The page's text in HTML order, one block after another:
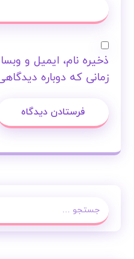
ذخیره نام، ایمیل و
زمانی که دوباره
فرستادن دیدگاه